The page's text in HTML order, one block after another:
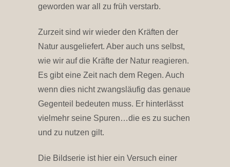
geworden war all zu früh verstarb.
Zurzeit sind wir wieder den Kräften der
Natur ausgeliefert. Aber auch uns selbst,
wie wir auf die Kräfte der Natur reagieren.
Es gibt eine Zeit nach dem Regen. Auch
wenn dies nicht zwangsläufig das genaue
Gegenteil bedeuten muss. Er hinterlässt
vielmehr seine Spuren…die es zu suchen
und zu nutzen gilt.
Die Bildserie ist hier ein Versuch einer